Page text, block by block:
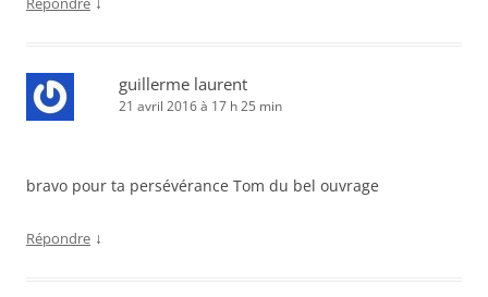
guillerme laurent
21 avril 2016 à 17 h 25 min
bravo pour ta persévérance Tom du bel ouvrage
Répondre ↓